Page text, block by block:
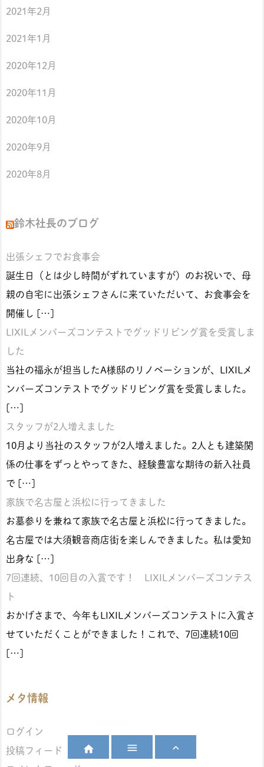
2021年2月
2021年1月
2020年12月
2020年11月
2020年10月
2020年9月
2020年8月
鈴木社長のブログ
出張シェフでお食事会
誕生日（とは少し時間がずれていますが）のお祝いで、母
親の自宅に出張シェフさんに来ていただいて、お食事会を
開催し […]
LIXILメンバーズコンテストでグッドリビング賞を受賞しま
した
当社の福永が担当したA様邸のリノベーションが、LIXILメ
ンバーズコンテストでグッドリビング賞を受賞しました。
[…]
スタッフが2人増えました
10月より当社のスタッフが2人増えました。2人とも建築関
係の仕事をずっとやってきた、経験豊富な期待の新入社員
で […]
家族で名古屋と浜松に行ってきました
お墓参りを兼ねて家族で名古屋と浜松に行ってきました。
名古屋では大須観音商店街を楽しんできました。私は愛知
出身な […]
7回連続、10回目の入賞です！ LIXILメンバーズコンテス
ト
おかげさまで、今年もLIXILメンバーズコンテストに入賞さ
せていただくことができました！これで、7回連続10回
[…]
メタ情報
ログイン
投稿フィード
  